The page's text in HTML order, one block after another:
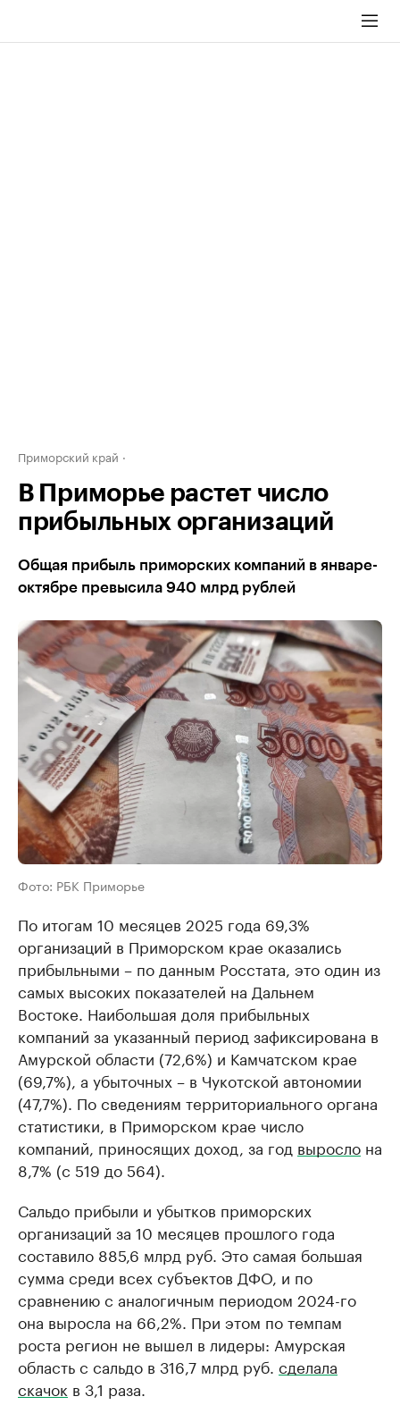
Приморский край
В Приморье растет число
прибыльных организаций
Общая прибыль приморских компаний в январе-
октябре превысила 940 млрд рублей
Фото: РБК Приморье
По итогам 10 месяцев 2025 года 69,3%
организаций в Приморском крае оказались
прибыльными – по данным Росстата, это один из
самых высоких показателей на Дальнем
Востоке. Наибольшая доля прибыльных
компаний за указанный период зафиксирована в
Амурской области (72,6%) и Камчатском крае
(69,7%), а убыточных – в Чукотской автономии
(47,7%). По сведениям территориального органа
статистики, в Приморском крае число
компаний, приносящих доход, за год выросло на
8,7% (с 519 до 564).
Сальдо прибыли и убытков приморских
организаций за 10 месяцев прошлого года
составило 885,6 млрд руб. Это самая большая
сумма среди всех субъектов ДФО, и по
сравнению с аналогичным периодом 2024-го
она выросла на 66,2%. При этом по темпам
роста регион не вышел в лидеры: Амурская
область с сальдо в 316,7 млрд руб. сделала
скачок в 3,1 раза.